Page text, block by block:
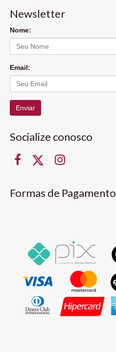
Newsletter
Nome:
Email:
Enviar
Socialize conosco
Formas de Pagamento